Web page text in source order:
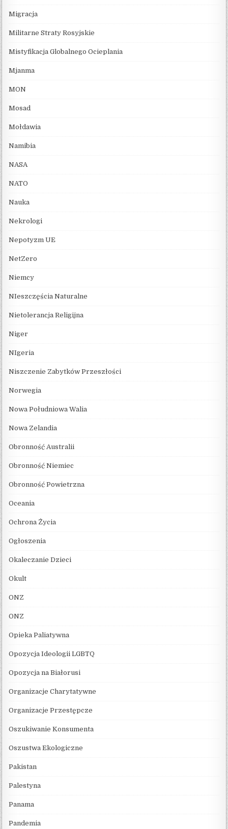
Migracja
Militarne Straty Rosyjskie
Mistyfikacja Globalnego Ocieplania
Mjanma
MON
Mosad
Mołdawia
Namibia
NASA
NATO
Nauka
Nekrologi
Nepotyzm UE
NetZero
Niemcy
NIeszczęścia Naturalne
Nietolerancja Religijna
Niger
NIgeria
Niszczenie Zabytków Przeszłości
Norwegia
Nowa Południowa Walia
Nowa Zelandia
Obronność Australii
Obronność Niemiec
Obronność Powietrzna
Oceania
Ochrona Życia
Ogłoszenia
Okaleczanie Dzieci
Okult
ONZ
ONZ
Opieka Paliatywna
Opozycja Ideologii LGBTQ
Opozycja na Białorusi
Organizacje Charytatywne
Organizacje Przestępcze
Oszukiwanie Konsumenta
Oszustwa Ekologiczne
Pakistan
Palestyna
Panama
Pandemia